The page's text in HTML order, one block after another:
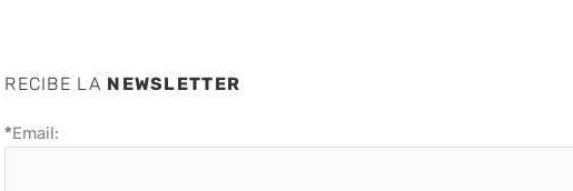
RECIBE LA NEWSLETTER
*Email: